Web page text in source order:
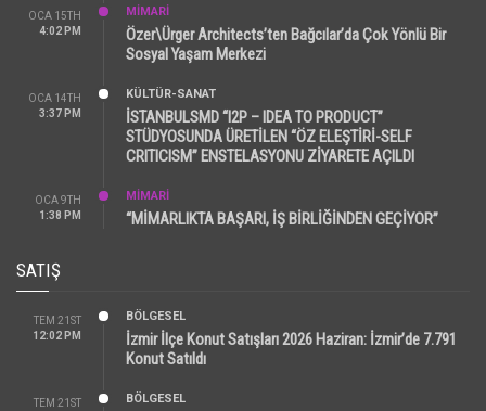
OCA 15TH
4:02 PM
MİMARİ
Özer\Ürger Architects’ten Bağcılar’da Çok Yönlü Bir
Sosyal Yaşam Merkezi
OCA 14TH
3:37 PM
KÜLTÜR-SANAT
İSTANBULSMD “I2P – IDEA TO PRODUCT”
STÜDYOSUNDA ÜRETİLEN “ÖZ ELEŞTİRİ-SELF
CRITICISM” ENSTELASYONU ZİYARETE AÇILDI
OCA 9TH
1:38 PM
MİMARİ
“MİMARLIKTA BAŞARI, İŞ BİRLİĞİNDEN GEÇİYOR”
SATIŞ
TEM 21ST
12:02 PM
BÖLGESEL
İzmir İlçe Konut Satışları 2026 Haziran: İzmir’de 7.791
Konut Satıldı
TEM 21ST
BÖLGESEL